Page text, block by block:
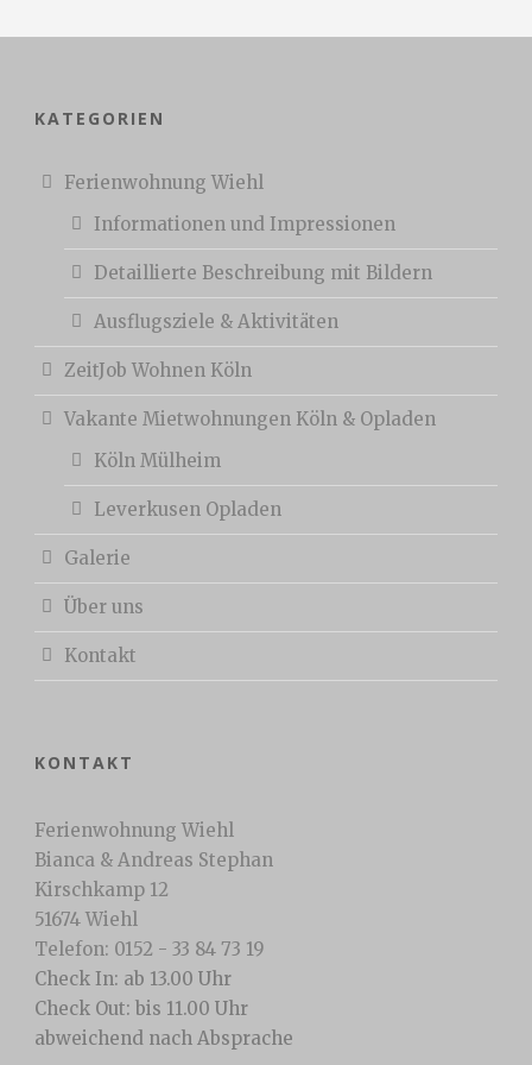
KATEGORIEN
Ferienwohnung Wiehl
Informationen und Impressionen
Detaillierte Beschreibung mit Bildern
Ausflugsziele & Aktivitäten
ZeitJob Wohnen Köln
Vakante Mietwohnungen Köln & Opladen
Köln Mülheim
Leverkusen Opladen
Galerie
Über uns
Kontakt
KONTAKT
Ferienwohnung Wiehl
Bianca & Andreas Stephan
Kirschkamp 12
51674 Wiehl
Telefon: 0152 - 33 84 73 19
Check In: ab 13.00 Uhr
Check Out: bis 11.00 Uhr
abweichend nach Absprache